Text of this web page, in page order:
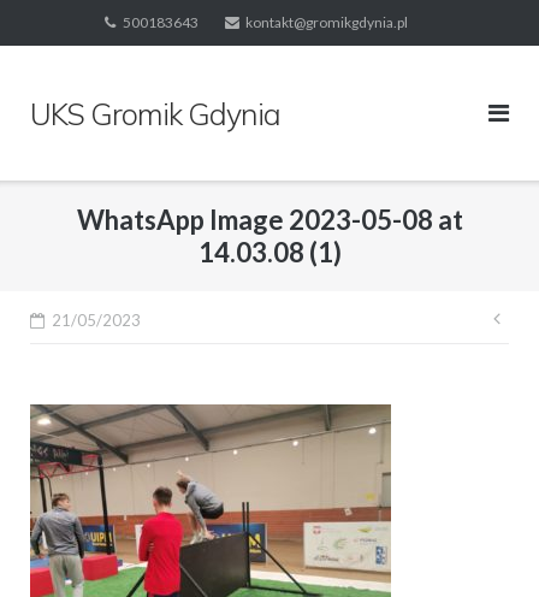
to
500183643 kontakt@gromikgdynia.pl
UKS Gromik Gdynia
WhatsApp Image 2023-05-08 at
14.03.08 (1)
21/05/2023